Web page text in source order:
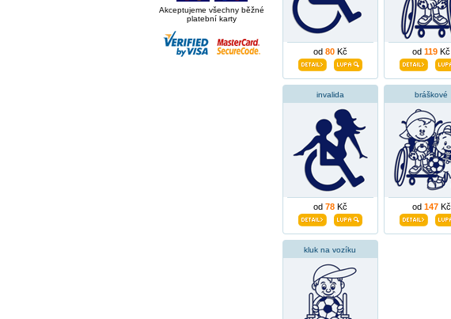
Akceptujeme všechny běžné
platební karty
od 80Kč od 119 Kč
invalida
od 78Kč
bráškové
od 147Kč
kluk na vozíku